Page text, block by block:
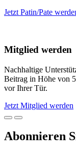
Jetzt Patin/Pate
Mitglied werden
Nachhaltige
Beitrag in Höhe von
vor Ihrer Tür.
Jetzt Mitglied werden
Abonnieren